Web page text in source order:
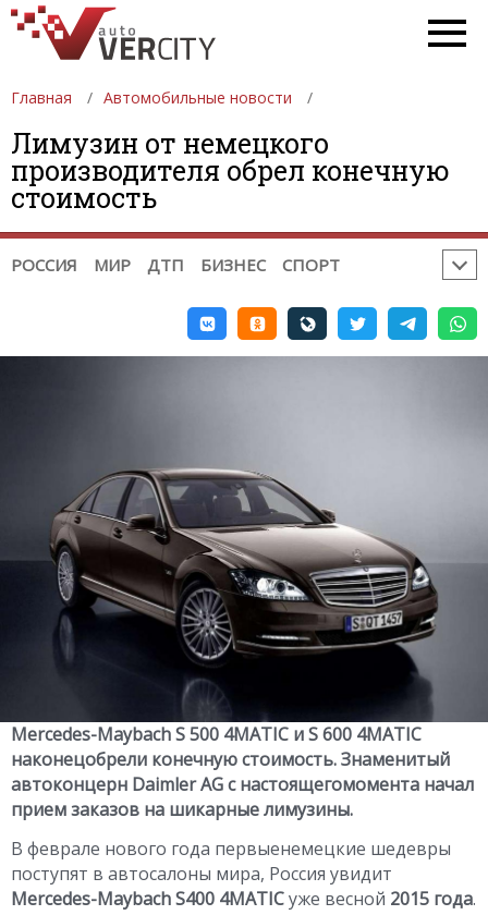
Главная Автомобильные новости
Лимузин от немецкого
производителя обрел конечную
стоимость
РОССИЯ МИР ДТП БИЗНЕС СПОРТ
НОВОСТИ АВТОСПОРТА:
ФОРМУЛА 2
ФОРМУЛА 3
INDYCAR
NASCAR ФОРМУЛА-Е
ERC
РАЛЛИ-РЕЙДЫ
TRC INTERNATIONAL SERIES
MOTO3
WSBK TOURIST TROPHY МОТОКРОСС
Mercedes-Maybach S 500 4MATIC и S 600 4MATIC
наконецобрели конечную стоимость. Знаменитый
автоконцерн Daimler AG с настоящегомомента начал
прием заказов на шикарные лимузины.
В феврале нового года первыенемецкие шедевры
поступят в автосалоны мира, Россия увидит
Mercedes-Maybach S400 4MATICуже весной 2015 года.